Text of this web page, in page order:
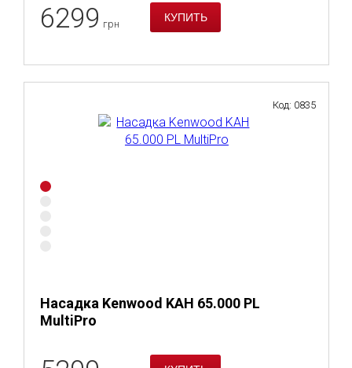
6299 грн
Насадка Kenwood KAH 65.000 PL
MultiPro
Код: 0835